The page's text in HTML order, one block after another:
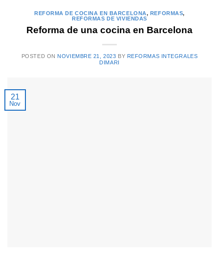
REFORMA DE COCINA EN BARCELONA, REFORMAS,
REFORMAS DE VIVIENDAS
Reforma de una cocina en Barcelona
POSTED ON NOVIEMBRE 21, 2023 BY REFORMAS INTEGRALES
DIMARI
21
Nov